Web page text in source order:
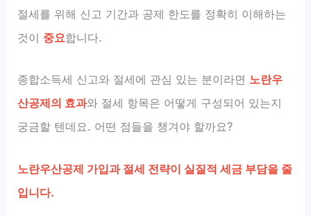
절세를 위해 신고 기간과 공제 한도를 정확히 이해하는
것이 중요합니다.
종합소득세 신고와 절세에 관심 있는 분이라면 노란우
산공제의 효과와 절세 항목은 어떻게 구성되어 있는지
궁금할 텐데요. 어떤 점들을 챙겨야 할까요?
노란우산공제 가입과 절세 전략이 실질적 세금 부담을 줄
입니다.